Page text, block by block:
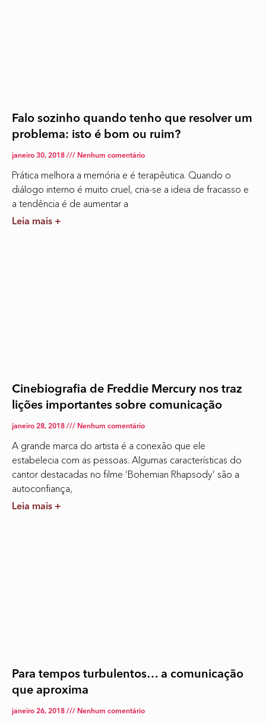
Falo sozinho quando tenho que resolver um
problema: isto é bom ou ruim?
janeiro 30, 2018 Nenhum comentário
Prática melhora a memória e é terapêutica. Quando o
diálogo interno é muito cruel, cria-se a ideia de fracasso e
a tendência é de aumentar a
Leia mais +
Cinebiografia de Freddie Mercury nos traz
lições importantes sobre comunicação
janeiro 28, 2018 Nenhum comentário
A grande marca do artista é a conexão que ele
estabelecia com as pessoas. Algumas características do
cantor destacadas no filme ‘Bohemian Rhapsody’ são a
autoconfiança,
Leia mais +
Para tempos turbulentos… a comunicação
que aproxima
janeiro 26, 2018 Nenhum comentário